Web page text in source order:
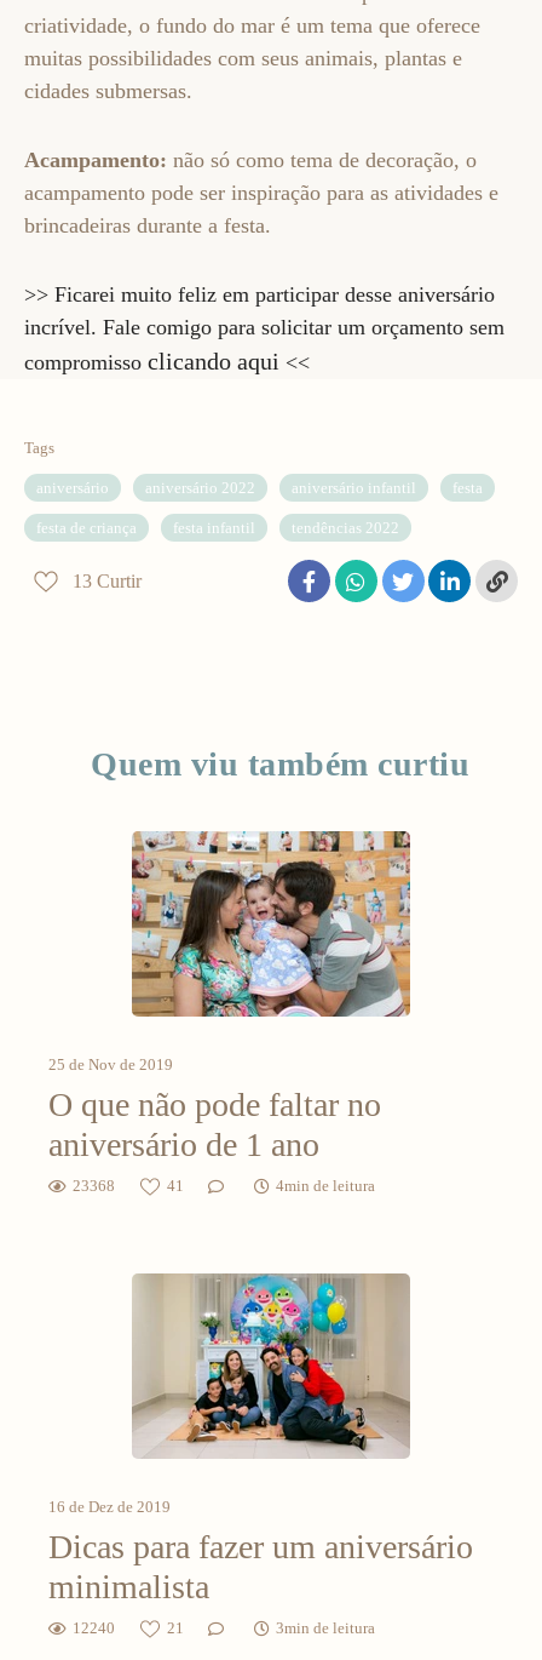
criatividade, o fundo do mar é um tema que oferece
muitas possibilidades com seus animais, plantas e
cidades submersas.
Acampamento: não só como tema de decoração, o
acampamento pode ser inspiração para as atividades e
brincadeiras durante a festa.
>> Ficarei muito feliz em participar desse aniversário
incrível. Fale comigo para solicitar um orçamento sem
compromisso clicando aqui <<
Tags
aniversário aniversário 2022 aniversário infantil festa
festa de criança festa infantil tendências 2022
13 Curtir
Quem viu também curtiu
25 de Nov de 2019
O que não pode faltar no
aniversário de 1 ano
23368 41 4min de leitura
16 de Dez de 2019
Dicas para fazer um aniversário
minimalista
12240 21 3min de leitura